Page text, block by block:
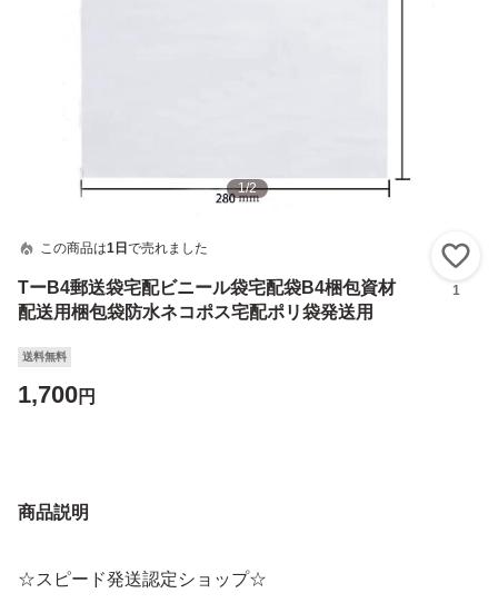
1/2
この商品は1日 で売れました
TーB4郵送袋宅配ビニール袋宅配袋B4梱包資材
配送用梱包袋防水ネコポス宅配ポリ袋発送用
1
送料無料
1,700円
商品説明
☆スピード発送認定ショップ☆